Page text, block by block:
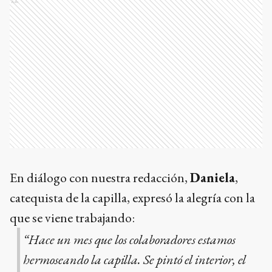
Ads
En diálogo con nuestra redacción,Daniela,
catequista de la capilla, expresó la alegría con la
que se viene trabajando:
“Hace un mes que los colaboradores estamos
hermoseando la capilla. Se pintó el interior, el